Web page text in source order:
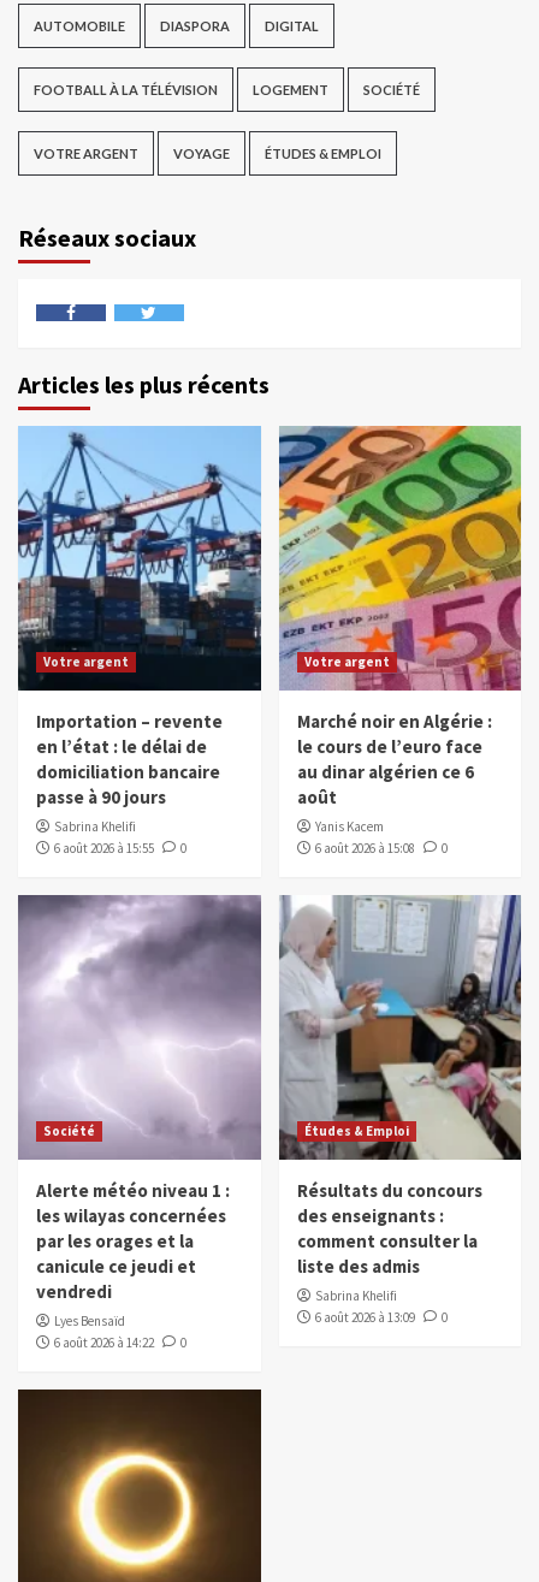
AUTOMOBILE DIASPORA DIGITAL
FOOTBALL À LA TÉLÉVISION LOGEMENT SOCIÉTÉ
VOTRE ARGENT VOYAGE ÉTUDES & EMPLOI
Réseaux sociaux
Articles les plus récents
Votre argent
Importation – revente
en l’état : le délai de
domiciliation bancaire
passe à 90 jours
Sabrina Khelifi
6 août 2026 à 15:55
0
Votre argent
Marché noir en Algérie :
le cours de l’euro face
au dinar algérien ce 6
août
Yanis Kacem
6 août 2026 à 15:08
0
Société
Alerte météo niveau 1 :
les wilayas concernées
par les orages et la
canicule ce jeudi et
vendredi
Lyes Bensaïd
6 août 2026 à 14:22
0
Études & Emploi
Résultats du concours
des enseignants :
comment consulter la
liste des admis
Sabrina Khelifi
6 août 2026 à 13:09
0